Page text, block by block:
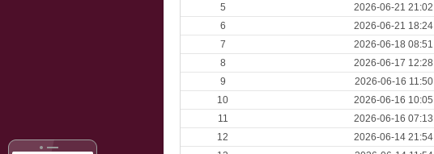
5
2026-06-21 21:02
6
2026-06-21 18:24
7
2026-06-18 08:51
8
2026-06-17 12:28
9
2026-06-16 11:50
10
2026-06-16 10:05
11
2026-06-16 07:13
12
2026-06-14 21:54